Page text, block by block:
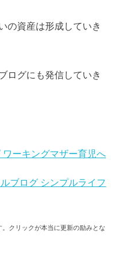
の資産は形成していき
ログにも発信していき
クリックが本当に更新の励みとな